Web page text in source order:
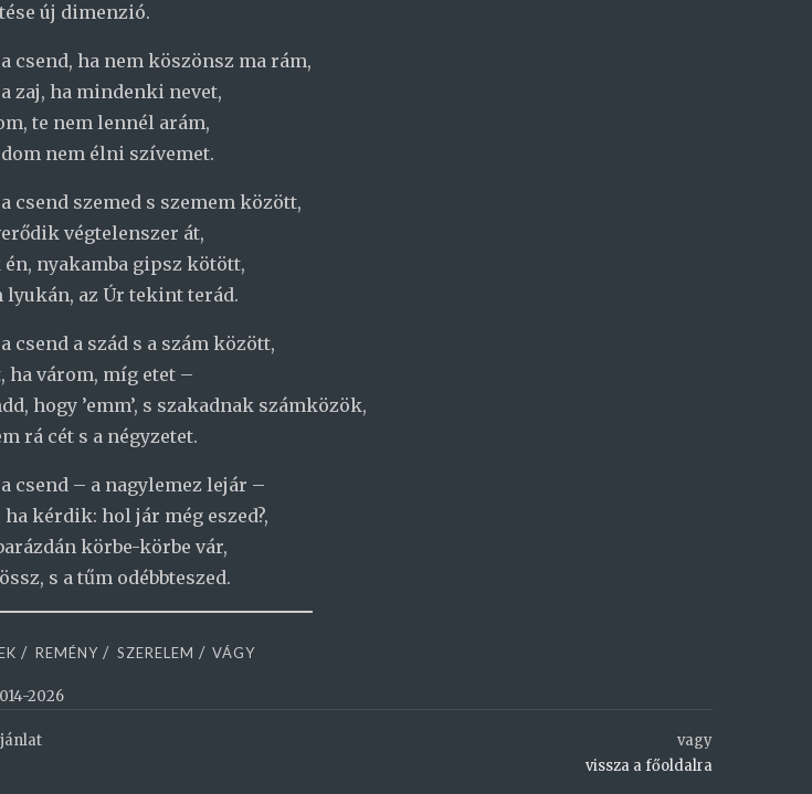
új dimenzió.
csend, ha nem köszönsz ma rám,
zaj, ha mindenki nevet,
te nem lennél arám,
nem élni szívemet.
csend szemed s szemem között,
végtelenszer át,
nyakamba gipsz kötött,
lyukán, az Úr tekint terád.
csend a szád s a szám között,
ha várom, míg etet –
hogy ’emm’, s szakadnak számközök,
rá cét s a négyzetet.
csend – a nagylemez lejár –
ha kérdik: hol jár még eszed?,
körbe-körbe vár,
s a tűm odébbteszed.
/ REMÉNY / SZERELEM / VÁGY
2026
vagy
vissza a főoldalra